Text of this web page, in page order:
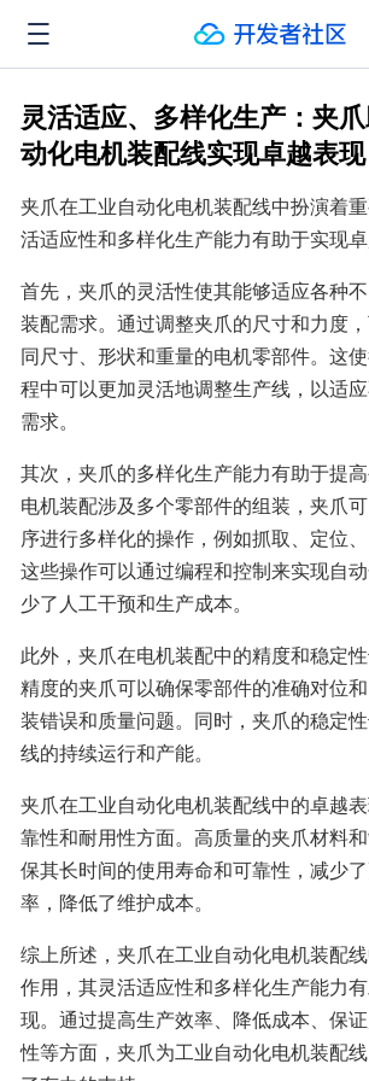
灵活适应、多样化生产：夹
动化电机装配线实现卓越表现
夹爪在工业自动化电机装配线中扮演着
活适应性和多样化生产能力有助于实现卓
首先，夹爪的灵活性使其能够适应各种
装配需求。通过调整夹爪的尺寸和力度
同尺寸、形状和重量的电机零部件。这
程中可以更加灵活地调整生产线，以适
需求。
其次，夹爪的多样化生产能力有助于提
电机装配涉及多个零部件的组装，夹爪
序进行多样化的操作，例如抓取、定位、
这些操作可以通过编程和控制来实现自
少了人工干预和生产成本。
此外，夹爪在电机装配中的精度和稳定
精度的夹爪可以确保零部件的准确对位
装错误和质量问题。同时，夹爪的稳定
线的持续运行和产能。
夹爪在工业自动化电机装配线中的卓越
靠性和耐用性方面。高质量的夹爪材料
保其长时间的使用寿命和可靠性，减少
率，降低了维护成本。
综上所述，夹爪在工业自动化电机装配
作用，其灵活适应性和多样化生产能力
现。通过提高生产效率、降低成本、保
性等方面，夹爪为工业自动化电机装配